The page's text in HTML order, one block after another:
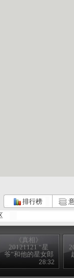
排行榜
《真相》
20121121 “星
爷”和他的星女郎
28:32